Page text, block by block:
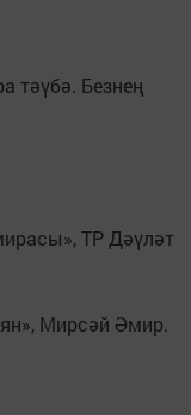
тәүбә. Безнең
ТР Дәүләт
Мирсәй Әмир.